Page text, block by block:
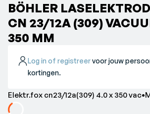
BÖHLER
CN 23/12A (309)
350 MM
Log in of registreervoor jouw
kortingen.
Elektr.fox cn23/12a(309) 4.0 x 350